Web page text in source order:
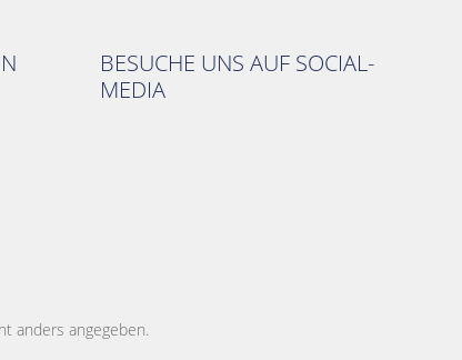
BESUCHE UNS AUF SOCIAL-
MEDIA
anders angegeben.